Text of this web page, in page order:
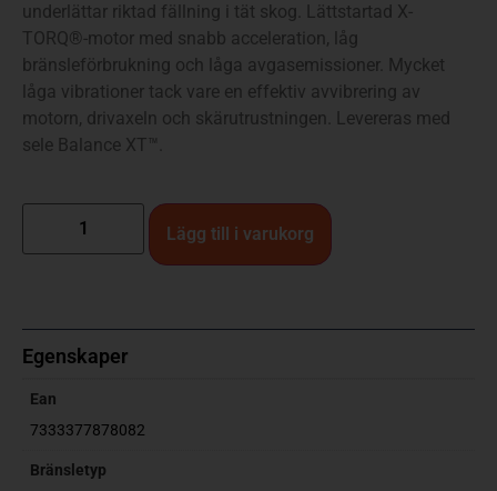
underlättar riktad fällning i tät skog. Lättstartad X-
TORQ®-motor med snabb acceleration, låg
bränsleförbrukning och låga avgasemissioner. Mycket
låga vibrationer tack vare en effektiv avvibrering av
motorn, drivaxeln och skärutrustningen. Levereras med
sele Balance XT™.
Lägg till i varukorg
Egenskaper
Ean
7333377878082
Bränsletyp